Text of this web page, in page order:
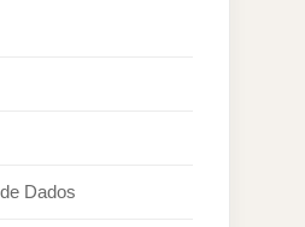
Dados